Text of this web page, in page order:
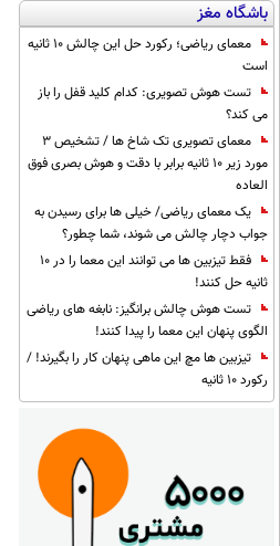
باشگاه مغز
معمای ریاضی؛ رکورد حل این چالش 10 ثانیه
است
تست هوش تصویری: کدام کلید قفل را باز
می کند؟
معمای تصویری تک شاخ ها / تشخیص 3
مورد زیر 10 ثانیه برابر با دقت و هوش بصری فوق
العاده
یک معمای ریاضی/ خیلی ها برای رسیدن به
جواب دچار چالش می شوند، شما چطور؟
فقط تیزبین ها می توانند این معما را در 10
ثانیه حل کنند!
تست هوش چالش برانگیز: نابغه های ریاضی
الگوی پنهان این معما را پیدا کنند!
تیزبین ها مچ این ماهی پنهان کار را بگیرند! /
رکورد 10 ثانیه